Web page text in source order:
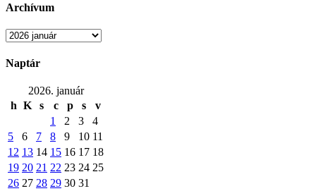
Archívum
Archívum
Naptár
2026. január
h K s c p s
v
1
2 3
4
5
6 7 8 9 10 11
12 13 14 15 16 17 18
19 20 21 22 23 24 25
26 27 28 29 30 31